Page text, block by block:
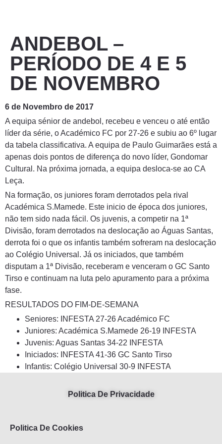
ANDEBOL –
PERÍODO DE 4 E 5
DE NOVEMBRO
6 de Novembro de 2017
A equipa sénior de andebol, recebeu e venceu o até então
líder da série, o Académico FC por 27-26 e subiu ao 6º lugar
da tabela classificativa. A equipa de Paulo Guimarães está a
apenas dois pontos de diferença do novo líder, Gondomar
Cultural. Na próxima jornada, a equipa desloca-se ao CA
Leça.
Na formação, os juniores foram derrotados pela rival
Académica S.Mamede. Este inicio de época dos juniores,
não tem sido nada fácil. Os juvenis, a competir na 1ª
Divisão, foram derrotados na deslocação ao Águas Santas,
derrota foi o que os infantis também sofreram na deslocação
ao Colégio Universal. Já os iniciados, que também
disputam a 1ª Divisão, receberam e venceram o GC Santo
Tirso e continuam na luta pelo apuramento para a próxima
fase.
RESULTADOS DO FIM-DE-SEMANA
Seniores: INFESTA 27-26 Académico FC
Juniores: Académica S.Mamede 26-19 INFESTA
Juvenis: Aguas Santas 34-22 INFESTA
Iniciados: INFESTA 41-36 GC Santo Tirso
Infantis: Colégio Universal 30-9 INFESTA
Politica De Privacidade
Politica De Cookies